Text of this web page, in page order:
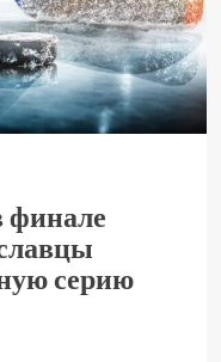
финале
серию